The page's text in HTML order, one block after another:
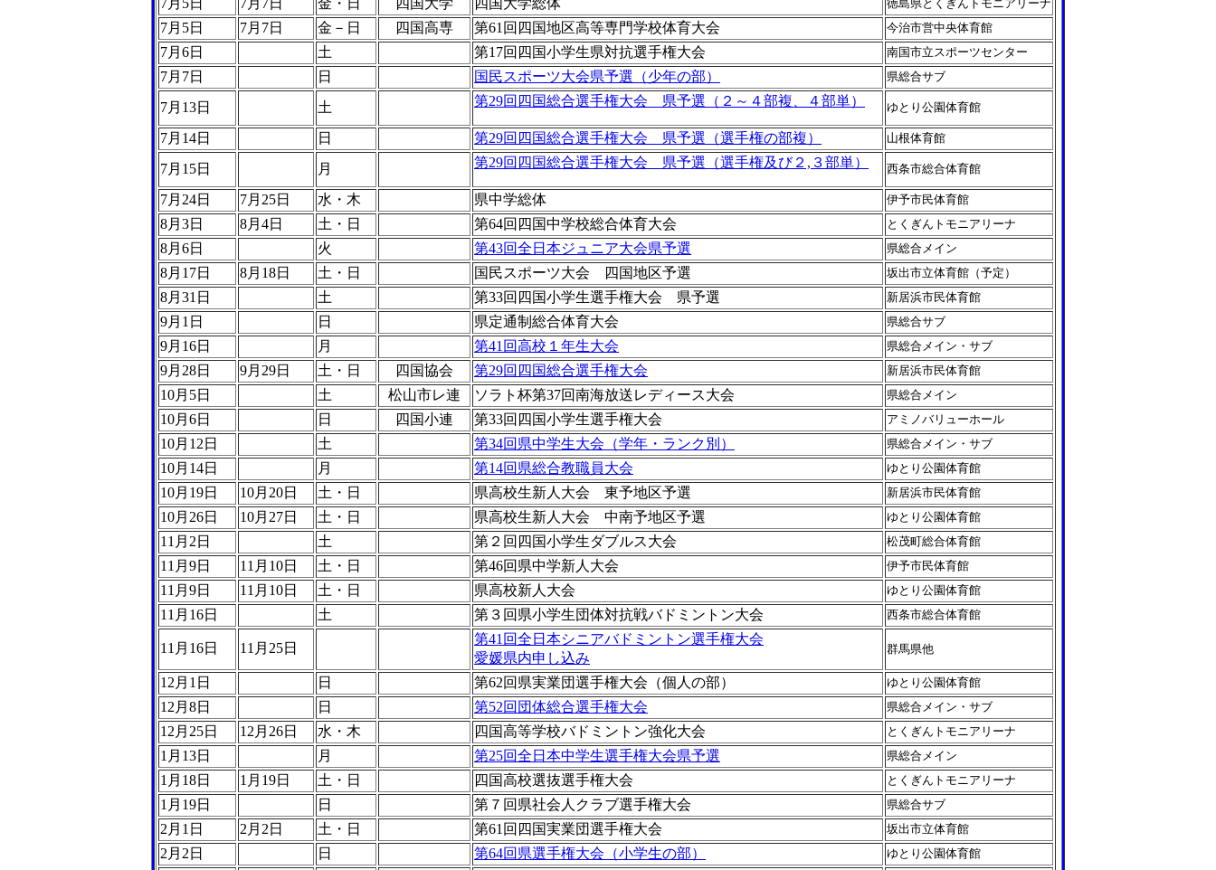
7月5日 7月7日 金・日 四国大学 四国大学総体 徳島県とくぎんトモニアリーナ
7月5日 7月7日 金－日 四国高専 第61回四国地区高等専門学校体育大会 今治市営中央体育館
7月6日 土 第17回四国小学生県対抗選手権大会 南国市立スポーツセンター
7月7日 日 国民スポーツ大会県予選（少年の部） 県総合サブ
7月13日 土 第29回四国総合選手権大会 県予選（２～４部複、４部単） ゆとり公園体育館
7月14日 日 第29回四国総合選手権大会 県予選（選手権の部複） 山根体育館
7月15日 月 第29回四国総合選手権大会 県予選（選手権及び２,３部単） 西条市総合体育館
7月24日 7月25日 水・木 県中学総体 伊予市民体育館
8月3日 8月4日 土・日 第64回四国中学校総合体育大会 とくぎんトモニアリーナ
8月6日 火 第43回全日本ジュニア大会県予選 県総合メイン
8月17日 8月18日 土・日 国民スポーツ大会 四国地区予選 坂出市立体育館（予定）
8月31日 土 第33回四国小学生選手権大会 県予選 新居浜市民体育館
9月1日 日 県定通制総合体育大会 県総合サブ
9月16日 月 第41回高校１年生大会 県総合メイン・サブ
9月28日 9月29日 土・日 四国協会 第29回四国総合選手権大会 新居浜市民体育館
10月5日 土 松山市レ連 ソラト杯第37回南海放送レディース大会 県総合メイン
10月6日 日 四国小連 第33回四国小学生選手権大会 アミノバリューホール
10月12日 土 第34回県中学生大会（学年・ランク別） 県総合メイン・サブ
10月14日 月 第14回県総合教職員大会 ゆとり公園体育館
10月19日 10月20日 土・日 県高校生新人大会 東予地区予選 新居浜市民体育館
10月26日 10月27日 土・日 県高校生新人大会 中南予地区予選 ゆとり公園体育館
11月2日 土 第２回四国小学生ダブルス大会 松茂町総合体育館
11月9日 11月10日 土・日 第46回県中学新人大会 伊予市民体育館
11月9日 11月10日 土・日 県高校新人大会 ゆとり公園体育館
11月16日 土 第３回県小学生団体対抗戦バドミントン大会 西条市総合体育館
11月16日 11月25日
第41回全日本シニアバドミントン選手権大会
愛媛県内申し込み
群馬県他
12月1日 日 第62回県実業団選手権大会（個人の部） ゆとり公園体育館
12月8日 日 第52回団体総合選手権大会 県総合メイン・サブ
12月25日 12月26日 水・木 四国高等学校バドミントン強化大会 とくぎんトモニアリーナ
1月13日 月 第25回全日本中学生選手権大会県予選 県総合メイン
1月18日 1月19日 土・日 四国高校選抜選手権大会 とくぎんトモニアリーナ
1月19日 日 第７回県社会人クラブ選手権大会 県総合サブ
2月1日 2月2日 土・日 第61回四国実業団選手権大会 坂出市立体育館
2月2日 日 第64回県選手権大会（小学生の部） ゆとり公園体育館